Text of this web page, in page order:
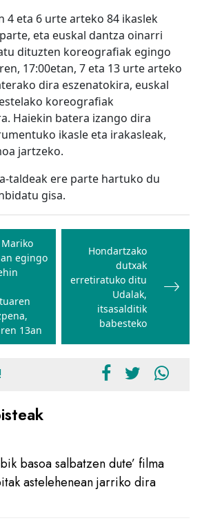
4 eta 6 urte arteko 84 ikaslek
eta euskal dantza oinarri
dituzten koreografiak egingo
17:00etan, 7 eta 13 urte arteko
dira eszenatokira, euskal
koreografiak
Haiekin batera izango dira
ikasle eta irakasleak,
jartzeko.
taldeak ere parte hartuko du
gisa.
egingo
13an
Hondartzako
dutxak
erretiratuko ditu
Udalak,
itsasalditik
babesteko
basoa salbatzen dute’ filma
astelehenean jarriko dira